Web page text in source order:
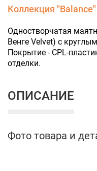
Коллекция "Balance"
Одностворчатая
Венге Velvet) с
Покрытие - CPL-
отделки.
ОПИСАНИЕ
Фото товара и